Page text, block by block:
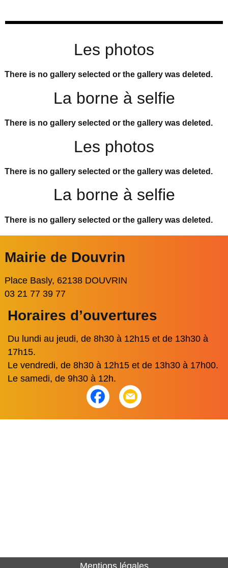
Les photos
There is no gallery selected or the gallery was deleted.
La borne à selfie
There is no gallery selected or the gallery was deleted.
Les photos
There is no gallery selected or the gallery was deleted.
La borne à selfie
There is no gallery selected or the gallery was deleted.
Mairie de Douvrin
Place Basly, 62138 DOUVRIN
03 21 77 39 77
Horaires d’ouvertures
Du lundi au jeudi, de 8h30 à 12h15 et de 13h30 à
17h15.
Le vendredi, de 8h30 à 12h15 et de 13h30 à 17h00.
Le samedi, de 9h30 à 12h.
Mentions légales